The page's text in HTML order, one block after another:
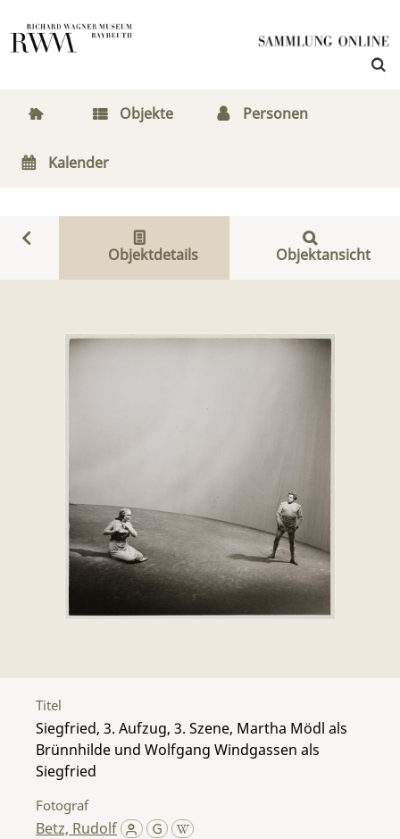
Objekte Personen
Kalender
Objektdetails Objektansicht
Titel
Siegfried, 3. Aufzug, 3. Szene, Martha Mödl als
Brünnhilde und Wolfgang Windgassen als
Siegfried
Fotograf
Betz, Rudolf